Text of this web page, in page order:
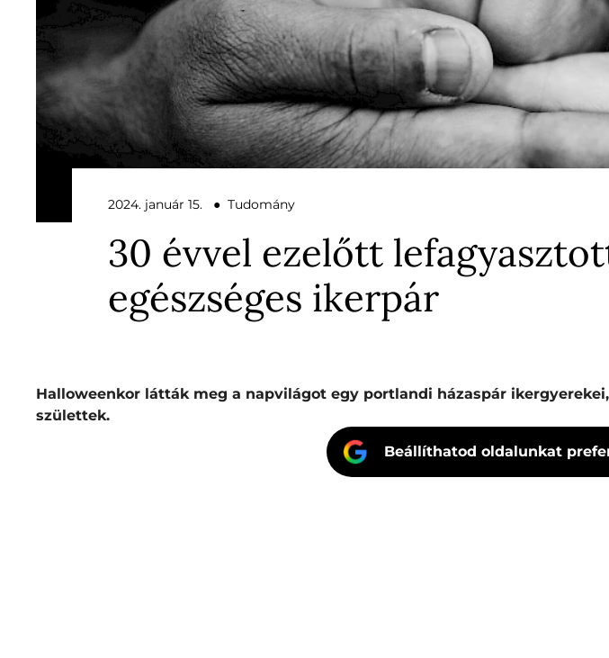
2024. január 15. ● Tudomány
30 évvel ezelőtt
egészséges ikerpár
Halloweenkor látták meg a napvilágot egy portlandi házaspár
születtek.
Beállíthatod oldalunkat